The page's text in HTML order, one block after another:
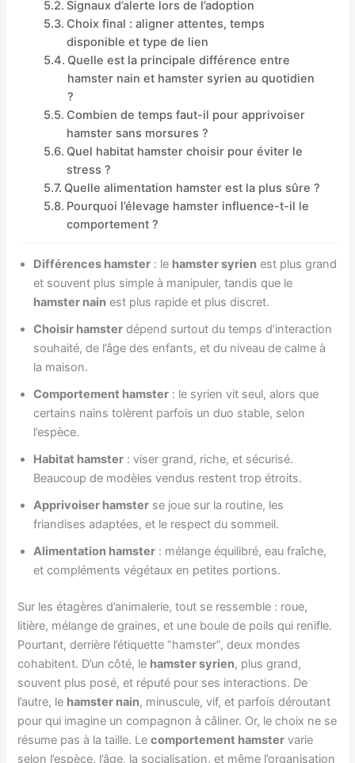
Signaux d’alerte lors de l’adoption
Choix final : aligner attentes, temps
disponible et type de lien
Quelle est la principale différence entre
hamster nain et hamster syrien au quotidien
?
Combien de temps faut-il pour apprivoiser
hamster sans morsures ?
Quel habitat hamster choisir pour éviter le
stress ?
Quelle alimentation hamster est la plus sûre ?
Pourquoi l’élevage hamster influence-t-il le
comportement ?
Différences hamster : le hamster syrien est plus grand
et souvent plus simple à manipuler, tandis que le
hamster nain est plus rapide et plus discret.
Choisir hamster dépend surtout du temps d’interaction
souhaité, de l’âge des enfants, et du niveau de calme à
la maison.
Comportement hamster : le syrien vit seul, alors que
certains nains tolèrent parfois un duo stable, selon
l’espèce.
Habitat hamster : viser grand, riche, et sécurisé.
Beaucoup de modèles vendus restent trop étroits.
Apprivoiser hamster se joue sur la routine, les
friandises adaptées, et le respect du sommeil.
Alimentation hamster : mélange équilibré, eau fraîche,
et compléments végétaux en petites portions.
Sur les étagères d’animalerie, tout se ressemble : roue,
litière, mélange de graines, et une boule de poils qui renifle.
Pourtant, derrière l’étiquette “hamster”, deux mondes
cohabitent. D’un côté, le hamster syrien, plus grand,
souvent plus posé, et réputé pour ses interactions. De
l’autre, le hamster nain, minuscule, vif, et parfois déroutant
pour qui imagine un compagnon à câliner. Or, le choix ne se
résume pas à la taille. Lecomportement hamster varie
selon l’espèce, l’âge, la socialisation, et même l’organisation